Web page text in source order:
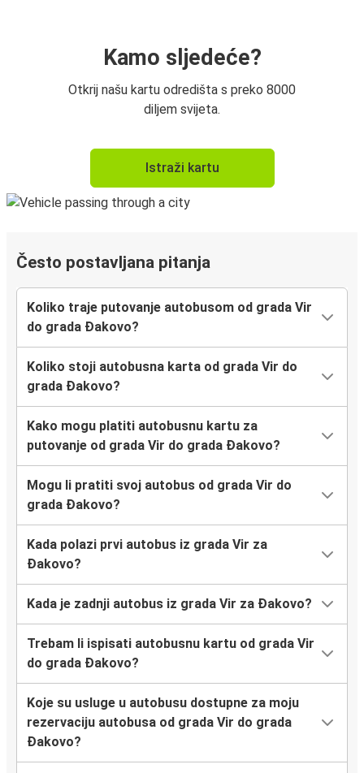
Kamo sljedeće?
Otkrij našu kartu odredišta s preko 8000
diljem svijeta.
Istraži kartu
Često postavljana pitanja
Koliko traje putovanje autobusom od grada Vir
do grada Đakovo?
Koliko stoji autobusna karta od grada Vir do
grada Đakovo?
Kako mogu platiti autobusnu kartu za
putovanje od grada Vir do grada Đakovo?
Mogu li pratiti svoj autobus od grada Vir do
grada Đakovo?
Kada polazi prvi autobus iz grada Vir za
Đakovo?
Kada je zadnji autobus iz grada Vir za Đakovo?
Trebam li ispisati autobusnu kartu od grada Vir
do grada Đakovo?
Koje su usluge u autobusu dostupne za moju
rezervaciju autobusa od grada Vir do grada
Đakovo?